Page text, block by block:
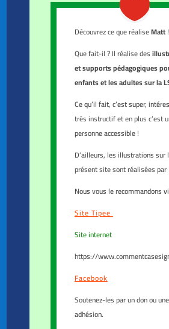
Découvrez ce que réaliseMatt!
Que fait-il ? Il réalise des
et supports pédagogiques
enfants et les adultes sur la
Ce qu’il fait, c’est super,
très instructif et en plus c’est
personne accessible !
D’ailleurs, les illustrations sur
présent site sont réalisées par
Nous vous le recommandons
Site Tipee
Site internet
https://
Facebook
Soutenez-les par un don ou une
adhésion.